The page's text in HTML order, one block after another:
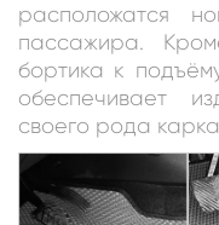
расположатся
пассажира.
бортика к
обеспечивает
своего рода